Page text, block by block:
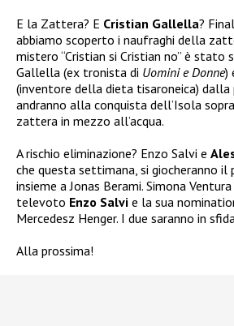
E la Zattera? E Cristian Gallella?
abbiamo scoperto i naufraghi della
mistero “Cristian si Cristian no” è stato
Gallella (ex tronista di Uomini e Donne)
(inventore della dieta tisaroneica)
andranno alla conquista dell’Isola
zattera in mezzo all’acqua.
A rischio eliminazione? Enzo Salvi e
che questa settimana, si giocheranno il
insieme a Jonas Berami. Simona
televoto Enzo Salvi e la sua
Mercedesz Henger. I due saranno in
Alla prossima!